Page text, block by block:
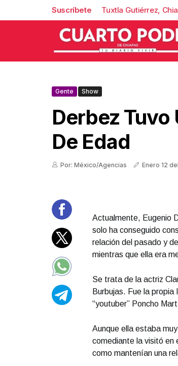
Suscríbete Tuxtla Gutiérrez,
Gente Show
Derbez Tuvo
De Edad
Por: México/Agencias Enero 12
Actualmente, Eugenio
solo ha conseguido
relación del pasado y
mientras que ella era
Se trata de la actriz
Burbujas. Fue la
“youtuber” Poncho
Aunque ella estaba
comediante la visitó en
como mantenían una